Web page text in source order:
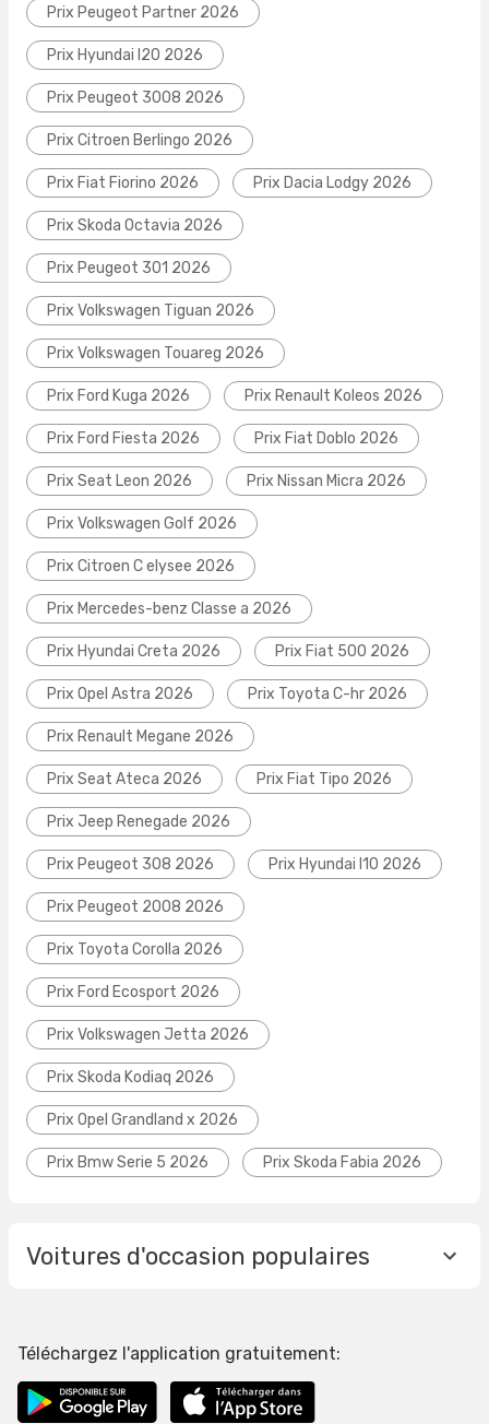
Prix Peugeot Partner 2026
Prix Hyundai I20 2026
Prix Peugeot 3008 2026
Prix Citroen Berlingo 2026
Prix Fiat Fiorino 2026 Prix Dacia Lodgy 2026
Prix Skoda Octavia 2026
Prix Peugeot 301 2026
Prix Volkswagen Tiguan 2026
Prix Volkswagen Touareg 2026
Prix Ford Kuga 2026 Prix Renault Koleos 2026
Prix Ford Fiesta 2026 Prix Fiat Doblo 2026
Prix Seat Leon 2026 Prix Nissan Micra 2026
Prix Volkswagen Golf 2026
Prix Citroen C elysee 2026
Prix Mercedes-benz Classe a 2026
Prix Hyundai Creta 2026 Prix Fiat 500 2026
Prix Opel Astra 2026 Prix Toyota C-hr 2026
Prix Renault Megane 2026
Prix Seat Ateca 2026 Prix Fiat Tipo 2026
Prix Jeep Renegade 2026
Prix Peugeot 308 2026 Prix Hyundai I10 2026
Prix Peugeot 2008 2026
Prix Toyota Corolla 2026
Prix Ford Ecosport 2026
Prix Volkswagen Jetta 2026
Prix Skoda Kodiaq 2026
Prix Opel Grandland x 2026
Prix Bmw Serie 5 2026 Prix Skoda Fabia 2026
Voitures d'occasion populaires
Téléchargez l'application gratuitement: